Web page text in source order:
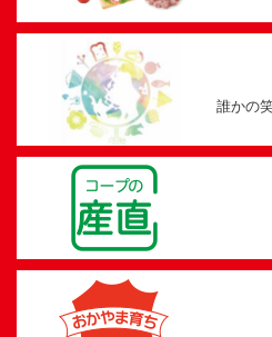
誰かの